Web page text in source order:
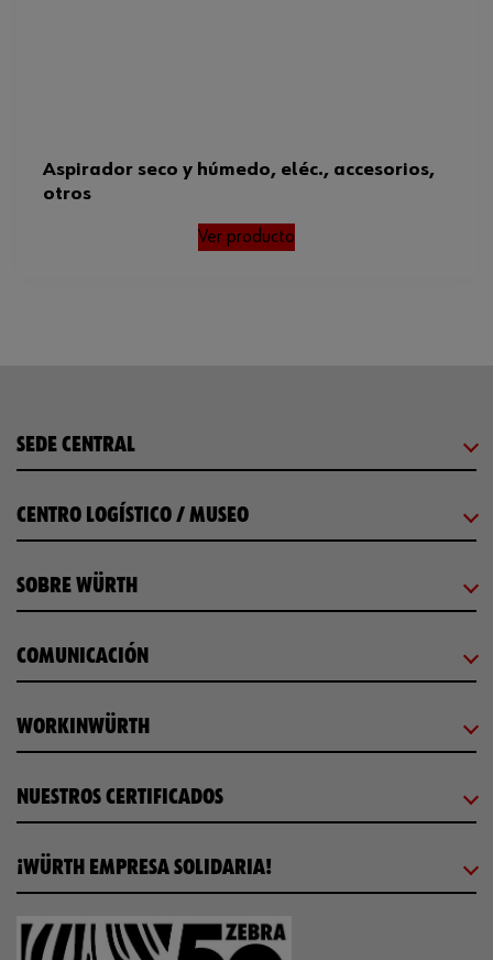
Aspirador seco y húmedo, eléc., accesorios,
otros
Ver producto
SEDE CENTRAL
CENTRO LOGÍSTICO / MUSEO
SOBRE WÜRTH
COMUNICACIÓN
WORKINWÜRTH
NUESTROS CERTIFICADOS
¡WÜRTH EMPRESA SOLIDARIA!